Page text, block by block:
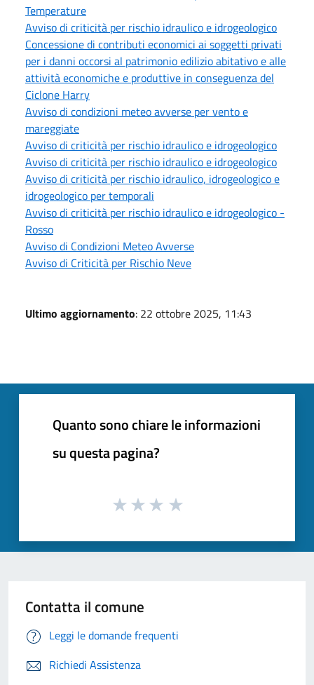
Temperature
Avviso di criticità per rischio idraulico e idrogeologico
Concessione di contributi economici ai soggetti privati
per i danni occorsi al patrimonio edilizio abitativo e alle
attività economiche e produttive in conseguenza del
Ciclone Harry
Avviso di condizioni meteo avverse per vento e
mareggiate
Avviso di criticità per rischio idraulico e idrogeologico
Avviso di criticità per rischio idraulico e idrogeologico
Avviso di criticità per rischio idraulico, idrogeologico e
idrogeologico per temporali
Avviso di criticità per rischio idraulico e idrogeologico -
Rosso
Avviso di Condizioni Meteo Avverse
Avviso di Criticità per Rischio Neve
Ultimo aggiornamento: 22 ottobre 2025, 11:43
Quanto sono chiare le informazioni
su questa pagina?
Contatta il comune
Leggi le domande frequenti
Richiedi Assistenza